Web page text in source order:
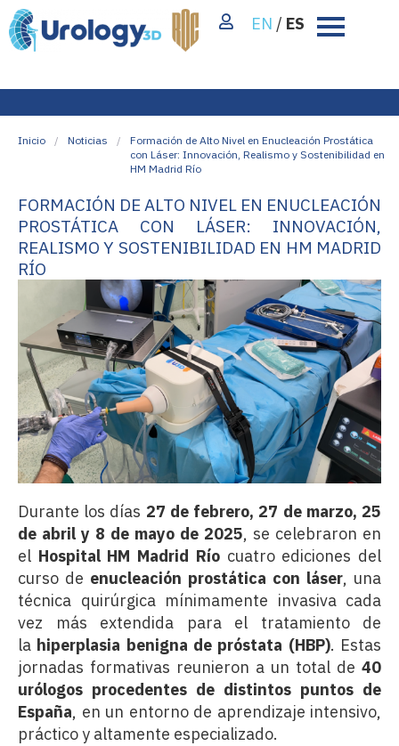
EN / ES
Inicio / Noticias /
Formación de Alto Nivel en Enucleación Prostática
con Láser: Innovación, Realismo y Sostenibilidad en
HM Madrid Río
FORMACIÓN DE ALTO NIVEL EN ENUCLEACIÓN
PROSTÁTICA CON LÁSER: INNOVACIÓN,
REALISMO Y SOSTENIBILIDAD EN HM MADRID
RÍO
Durante los días 27 de febrero, 27 de marzo, 25
de abril y 8 de mayo de 2025, se celebraron en
el Hospital HM Madrid Ríocuatro ediciones del
curso de enucleación prostática con láser, una
técnica quirúrgica mínimamente invasiva cada
vez más extendida para el tratamiento de
la hiperplasia benigna de próstata (HBP). Estas
jornadas formativas reunieron a un total de 40
urólogos procedentes de distintos puntos de
España, en un entorno de aprendizaje intensivo,
práctico y altamente especializado.